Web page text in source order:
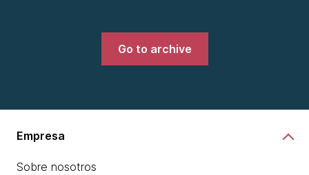
Go to archive
Empresa
Sobre nosotros